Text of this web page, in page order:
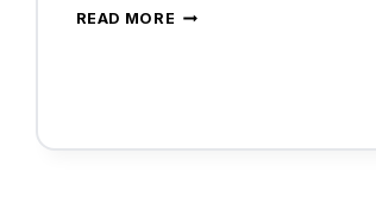
READ MORE